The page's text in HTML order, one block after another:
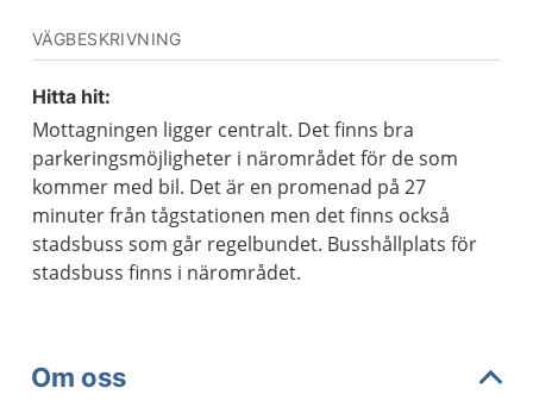
VÄGBESKRIVNING
Hitta hit:
Mottagningen ligger centralt. Det finns bra
parkeringsmöjligheter i närområdet för de som
kommer med bil. Det är en promenad på 27
minuter från tågstationen men det finns också
stadsbuss som går regelbundet. Busshållplats för
stadsbuss finns i närområdet.
Om oss